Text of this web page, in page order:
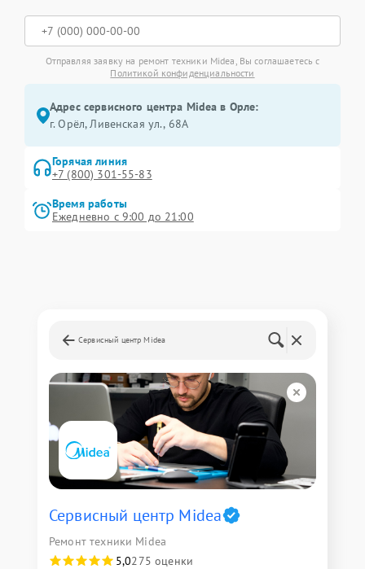
Отправляя заявку на ремонт техники Midea, Вы соглашаетесь с
Политикой конфиденциальности
Адрес сервисного центра Midea в Орле:
г. Орёл, Ливенская ул., 68А
Горячая линия
+7 (800) 301-55-83
Время работы
Ежедневно с 9:00 до 21:00
Сервисный центр Midea
Сервисный центр Midea
Ремонт техники Midea
5,0275 оценки